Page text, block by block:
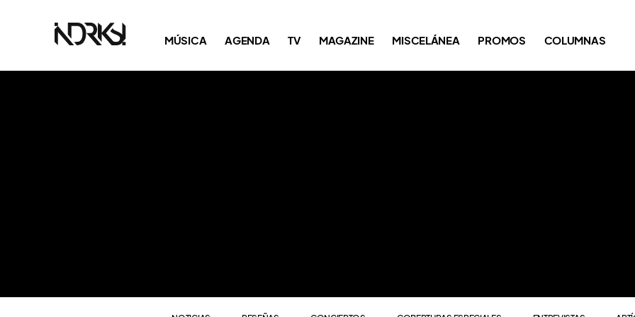
MÚSICA AGENDA TV MAGAZINE MISCELÁNEA PROMOS COLUMNAS